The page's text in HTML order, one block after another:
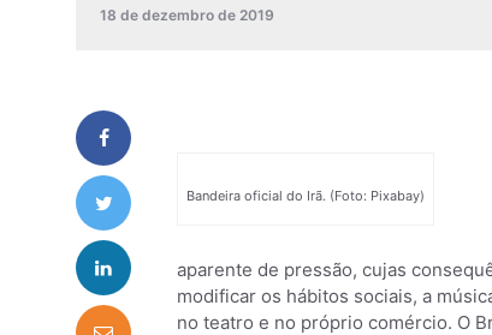
18 de dezembro de 2019
Bandeira oficial do Irã. (Foto: Pixabay)
aparente de pressão, cujas
modificar os hábitos sociais, a
no teatro e no próprio comércio. O